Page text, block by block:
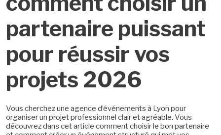
partenaire puissant
pour réussir vos
projets 2026
Vous cherchez une agence d’événements à Lyon pour
organiser un projet professionnel clair et agréable. Vous
découvrez dans cet article comment choisir le bon partenaire